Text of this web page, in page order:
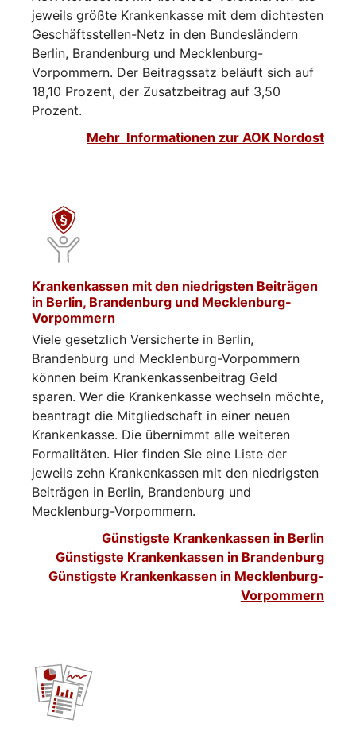
jeweils größte Krankenkasse mit dem dichtesten
Geschäftsstellen-Netz in den Bundesländern
Berlin, Brandenburg und Mecklenburg-
Vorpommern. Der Beitragssatz beläuft sich auf
18,10 Prozent, der Zusatzbeitrag auf 3,50
Prozent.
Mehr Informationen zur AOK Nordost
Krankenkassen mit den niedrigsten Beiträgen
in Berlin, Brandenburg und Mecklenburg-
Vorpommern
Viele gesetzlich Versicherte in Berlin,
Brandenburg und Mecklenburg-Vorpommern
können beim Krankenkassenbeitrag Geld
sparen. Wer die Krankenkasse wechseln möchte,
beantragt die Mitgliedschaft in einer neuen
Krankenkasse. Die übernimmt alle weiteren
Formalitäten. Hier finden Sie eine Liste der
jeweils zehn Krankenkassen mit den niedrigsten
Beiträgen in Berlin, Brandenburg und
Mecklenburg-Vorpommern.
Günstigste Krankenkassen in Berlin
Günstigste Krankenkassen in Brandenburg
Günstigste Krankenkassen in Mecklenburg-
Vorpommern